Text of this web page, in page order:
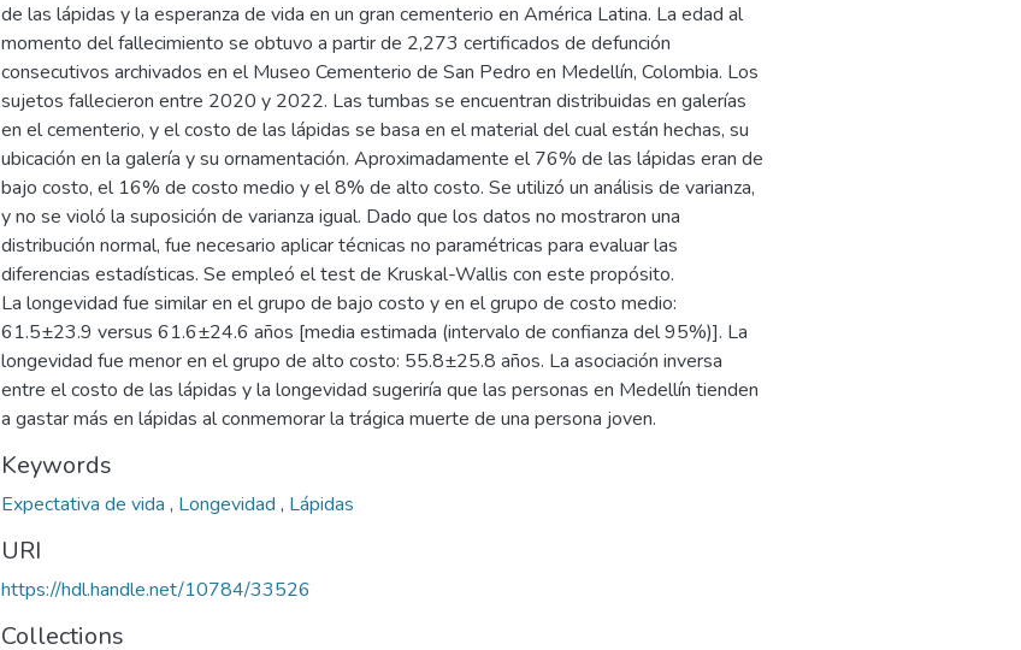
de las lápidas y la esperanza de vida en un gran cementerio en América Latina. La edad al
momento del fallecimiento se obtuvo a partir de 2,273 certificados de defunción
consecutivos archivados en el Museo Cementerio de San Pedro en Medellín, Colombia. Los
sujetos fallecieron entre 2020 y 2022. Las tumbas se encuentran distribuidas en galerías
en el cementerio, y el costo de las lápidas se basa en el material del cual están hechas, su
ubicación en la galería y su ornamentación. Aproximadamente el 76% de las lápidas eran de
bajo costo, el 16% de costo medio y el 8% de alto costo. Se utilizó un análisis de varianza,
y no se violó la suposición de varianza igual. Dado que los datos no mostraron una
distribución normal, fue necesario aplicar técnicas no paramétricas para evaluar las
diferencias estadísticas. Se empleó el test de Kruskal-Wallis con este propósito.
La longevidad fue similar en el grupo de bajo costo y en el grupo de costo medio:
61.5±23.9 versus 61.6±24.6 años [media estimada (intervalo de confianza del 95%)]. La
longevidad fue menor en el grupo de alto costo: 55.8±25.8 años. La asociación inversa
entre el costo de las lápidas y la longevidad sugeriría que las personas en Medellín tienden
a gastar más en lápidas al conmemorar la trágica muerte de una persona joven.
Keywords
Expectativa de vida , Longevidad , Lápidas
URI
https://hdl.handle.net/10784/33526
Collections